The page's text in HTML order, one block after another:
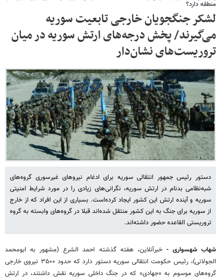
منطقه دارد؟
لشکر جنگجویان خارجی تابعیت سوریه
می‌گیرند/ پخش درجه‌های ارتش سوریه در میان
تروریست‌های نشان‌دار
دستور رئیس جمهور انتقالی سوریه برای ادغام نیروهای غیرسوری گروه‌های
شبه‌نظامی بدنام در ارتش سوریه، نگرانی‌های زیادی را در مورد شرایط امنیتی
سوریه و آینده ارتش این کشور ایجاد کرده‌است. بسیاری از این افراد که از خارج
از سوریه برای جنگ به این کشور منتقل شده‌اند قبلا در گروه‌های وابسته به گروه
تروریستی القاعده حضور داشته‌اند.
شهاب شهسواری -خبرآنلاین، هفته گذشته احمد الشرع (مشهور به ابومحمد
الجولانی)، رئیس حکومت انتقالی سوریه دستور دارد که حدود ۳۵۰۰ نیروی خارجی
گروه‌های موسوم به «جهادی» که در جنگ داخلی سوریه نقش داشتند، در ارتش